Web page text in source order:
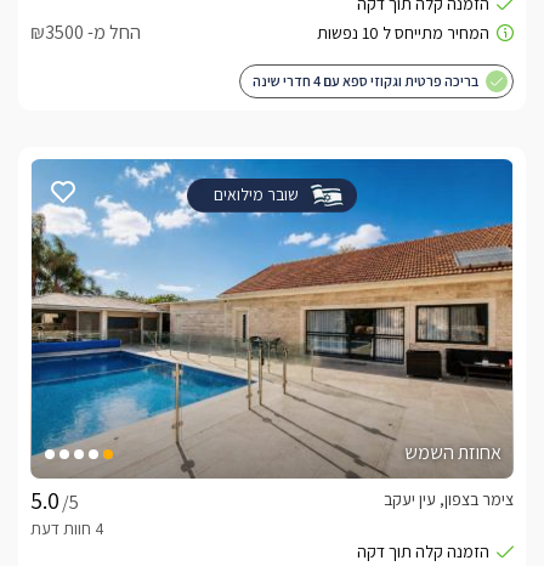
החל מ- ₪3500
בריכה פרטית וגקוזי ספא עם 4 חדרי שינה
שובר מילואים
אחוזת השמש
/5
צימר בצפון, עין יעקב